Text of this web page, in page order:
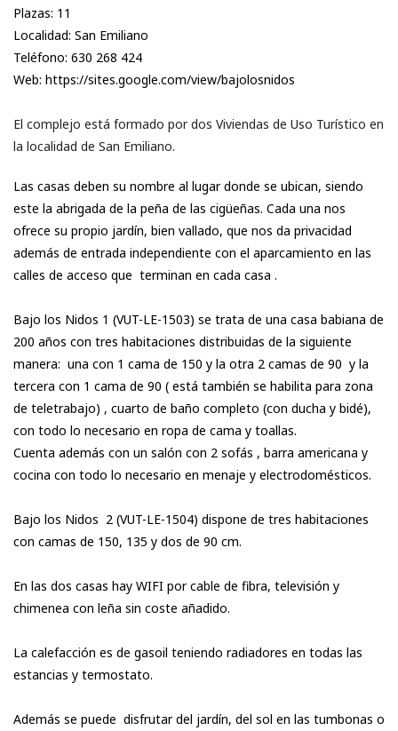
Plazas: 11
Localidad: San Emiliano
Teléfono: 630 268 424
Web: https://sites.google.com/view/bajolosnidos
El complejo está formado por dos Viviendas de Uso Turístico en
la localidad de San Emiliano.
Las casas deben su nombre al lugar donde se ubican, siendo
este la abrigada de la peña de las cigüeñas. Cada una nos
ofrece su propio jardín, bien vallado, que nos da privacidad
además de entrada independiente con el aparcamiento en las
calles de acceso que terminan en cada casa .
Bajo los Nidos 1 (VUT-LE-1503) se trata de una casa babiana de
200 años con tres habitaciones distribuidas de la siguiente
manera: una con 1 cama de 150 y la otra 2 camas de 90 y la
tercera con 1 cama de 90 ( está también se habilita para zona
de teletrabajo) , cuarto de baño completo (con ducha y bidé),
con todo lo necesario en ropa de cama y toallas.
Cuenta además con un salón con 2 sofás , barra americana y
cocina con todo lo necesario en menaje y electrodomésticos.
Bajo los Nidos 2 (VUT-LE-1504) dispone de tres habitaciones
con camas de 150, 135 y dos de 90 cm.
En las dos casas hay WIFI por cable de fibra, televisión y
chimenea con leña sin coste añadido.
La calefacción es de gasoil teniendo radiadores en todas las
estancias y termostato.
Además se puede disfrutar del jardín, del sol en las tumbonas o